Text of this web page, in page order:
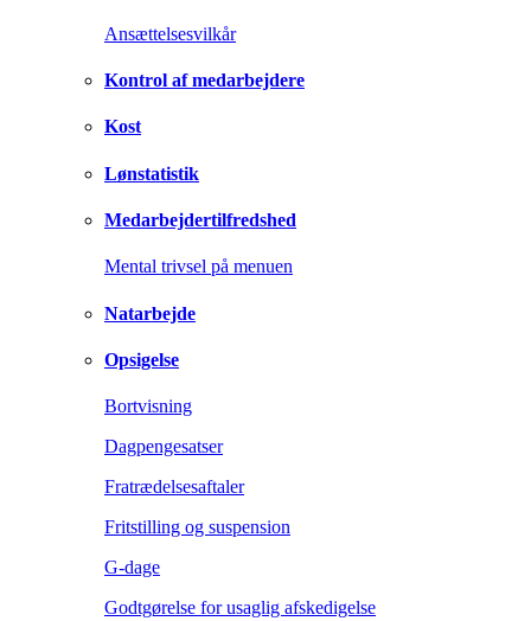
Ansættelsesvilkår
Kontrol af medarbejdere
Kost
Lønstatistik
Medarbejdertilfredshed
Mental trivsel på menuen
Natarbejde
Opsigelse
Bortvisning
Dagpengesatser
Fratrædelsesaftaler
Fritstilling og suspension
G-dage
Godtgørelse for usaglig afskedigelse